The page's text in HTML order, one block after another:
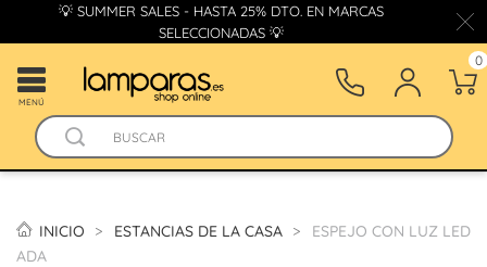
💡 SUMMER SALES - HASTA 25% DTO. EN MARCAS
SELECCIONADAS 💡
MENÚ
0
INICIO ESTANCIAS DE LA CASA
ESPEJO CON LUZ LED
ADA